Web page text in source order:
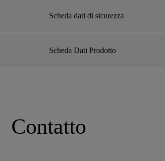
Scheda dati di sicurezza
Scheda Dati Prodotto
Contatto